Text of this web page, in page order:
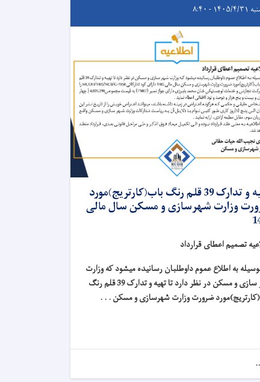
- ۸:۴۰
تهیه و تدارک 39 قلم رنگ باب(کارتریج)مورد
وزارت شهرسازی و مسکن سال مالی
تصمیم اعطای قرارداد
به اطلاع عموم داوطلبان رسانیده میشود که وزارت
شهر سازی و مسکن در نظر دارد تا تهیه و تدارک 39 قلم رنگ
ضرورت وزارت شهرسازی و مسکن . . .